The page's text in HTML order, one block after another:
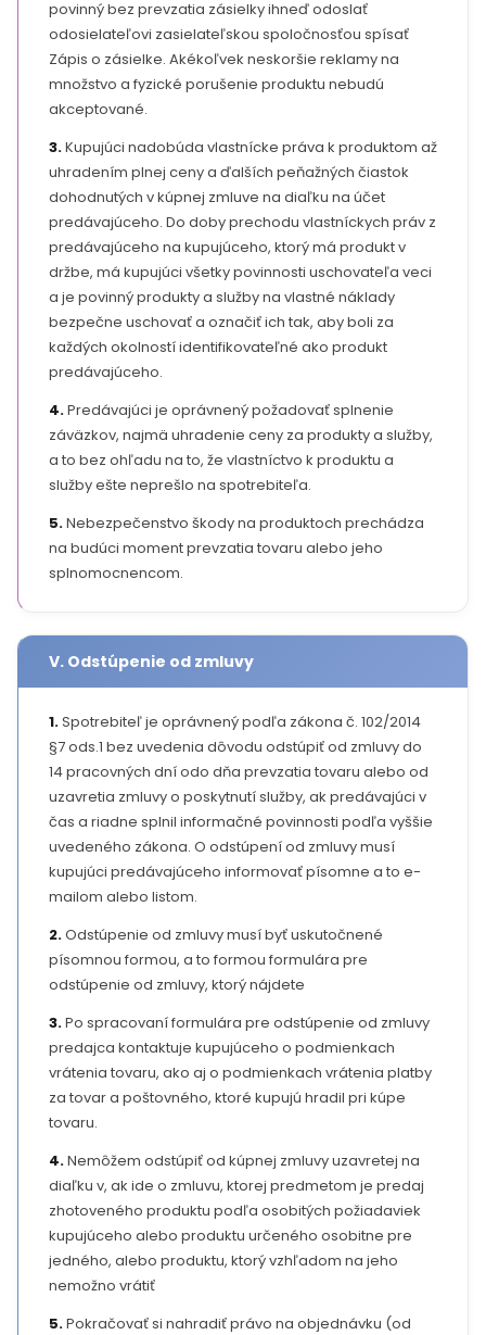
povinný bez prevzatia zásielky ihneď odoslať
odosielateľovi zasielateľskou spoločnosťou spísať
Zápis o zásielke. Akékoľvek neskoršie reklamy na
množstvo a fyzické porušenie produktu nebudú
akceptované.
3.Kupujúci nadobúda vlastnícke práva k produktom až
uhradením plnej ceny a ďalších peňažných čiastok
dohodnutých v kúpnej zmluve na diaľku na účet
predávajúceho. Do doby prechodu vlastníckych práv z
predávajúceho na kupujúceho, ktorý má produkt v
držbe, má kupujúci všetky povinnosti uschovateľa veci
a je povinný produkty a služby na vlastné náklady
bezpečne uschovať a označiť ich tak, aby boli za
každých okolností identifikovateľné ako produkt
predávajúceho.
4.Predávajúci je oprávnený požadovať splnenie
záväzkov, najmä uhradenie ceny za produkty a služby,
a to bez ohľadu na to, že vlastníctvo k produktu a
služby ešte neprešlo na spotrebiteľa.
5.Nebezpečenstvo škody na produktoch prechádza
na budúci moment prevzatia tovaru alebo jeho
splnomocnencom.
V. Odstúpenie od zmluvy
1.Spotrebiteľ je oprávnený podľa zákona č. 102/2014
§7 ods.1 bez uvedenia dôvodu odstúpiť od zmluvy do
14 pracovných dní odo dňa prevzatia tovaru alebo od
uzavretia zmluvy o poskytnutí služby, ak predávajúci v
čas a riadne splnil informačné povinnosti podľa vyššie
uvedeného zákona. O odstúpení od zmluvy musí
kupujúci predávajúceho informovať písomne a to e-
mailom alebo listom.
2.Odstúpenie od zmluvy musí byť uskutočnené
písomnou formou, a to formou formulára pre
odstúpenie od zmluvy, ktorý nájdete
3.Po spracovaní formulára pre odstúpenie od zmluvy
predajca kontaktuje kupujúceho o podmienkach
vrátenia tovaru, ako aj o podmienkach vrátenia platby
za tovar a poštovného, ​​ktoré kupujú hradil pri kúpe
tovaru.
4.Nemôžem odstúpiť od kúpnej zmluvy uzavretej na
diaľku v, ak ide o zmluvu, ktorej predmetom je predaj
zhotoveného produktu podľa osobitých požiadaviek
kupujúceho alebo produktu určeného osobitne pre
jedného, ​​alebo produktu, ktorý vzhľadom na jeho
nemožno vrátiť
5.Pokračovať si nahradiť právo na objednávku (od